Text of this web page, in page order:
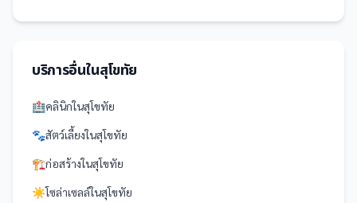
บริการอื่นในสุโขทัย
🏥คลินิกในสุโขทัย
🐾สัตว์เลี้ยงในสุโขทัย
🏗️ก่อสร้างในสุโขทัย
☀️โซล่าเซลล์ในสุโขทัย